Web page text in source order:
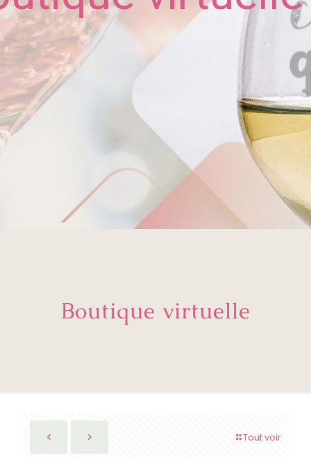
Boutique virtuelle
Tout voir